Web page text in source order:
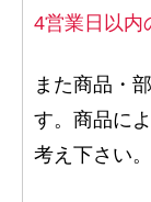
4営業日以内
また商品・
す。商品に
考え下さい。